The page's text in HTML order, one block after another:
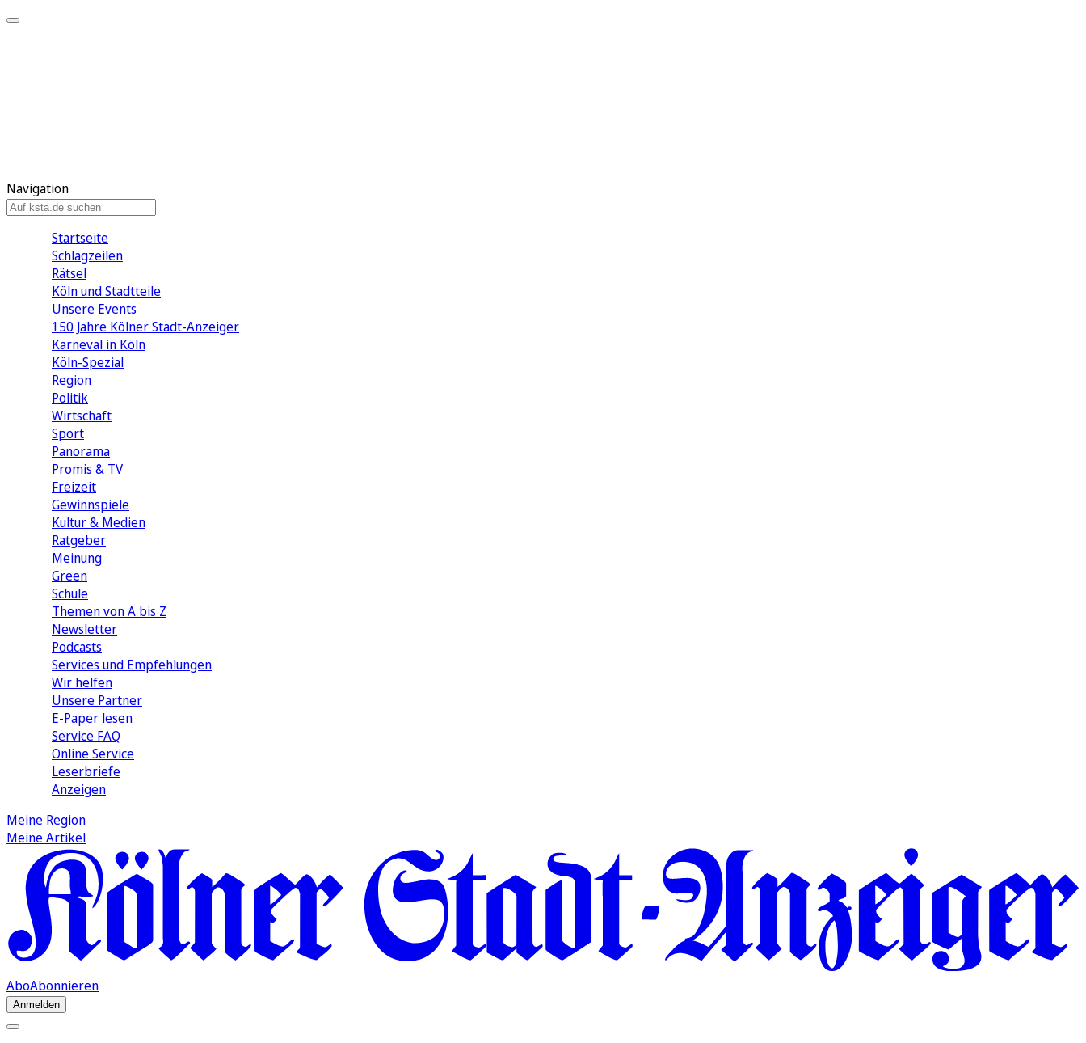
Navigation
Startseite
Schlagzeilen
Rätsel
Köln und Stadtteile
Unsere Events
150 Jahre Kölner Stadt-Anzeiger
Karneval in Köln
Köln-Spezial
Region
Politik
Wirtschaft
Sport
Panorama
Promis & TV
Freizeit
Gewinnspiele
Kultur & Medien
Ratgeber
Meinung
Green
Schule
Themen von A bis Z
Newsletter
Podcasts
Services und Empfehlungen
Wir helfen
Unsere Partner
E-Paper lesen
Service FAQ
Online Service
Leserbriefe
Anzeigen
Meine Region
Meine Artikel
AboAbonnieren
Anmelden